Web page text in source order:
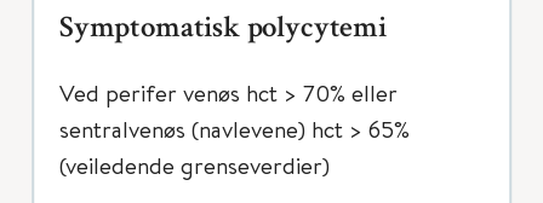
Symptomatisk polycytemi
Ved perifer venøs hct > 70% eller
sentralvenøs (navlevene) hct > 65%
(veiledende grenseverdier)